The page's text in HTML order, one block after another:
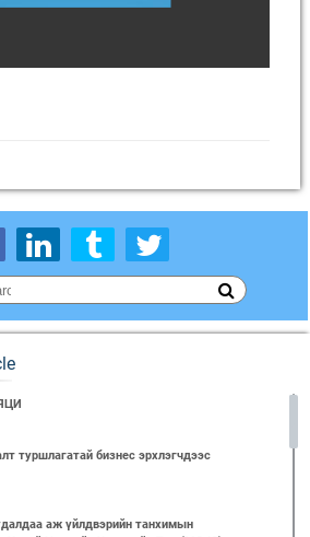
туршлагатай бизнес эрхлэгчдээс
аж үйлдвэрийн танхимын